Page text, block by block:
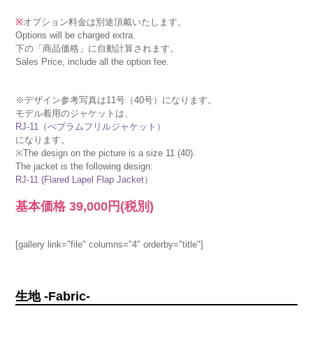
※オプション料金は別途頂戴いたします。
Options will be charged extra.
下の「商品価格」に自動計算されます。
Sales Price, include all the option fee.
※デザイン参考写真は11号（40号）になります。
モデル着用のジャケットは、
RJ-11（ぺプラムフリルジャケット）
になります。
※The design on the picture is a size 11 (40).
The jacket is the following design:
RJ-11 (Flared Lapel Flap Jacket）
基本価格39,000円 (税別)
[gallery link="file" columns="4" orderby="title"]
生地 -Fabric-